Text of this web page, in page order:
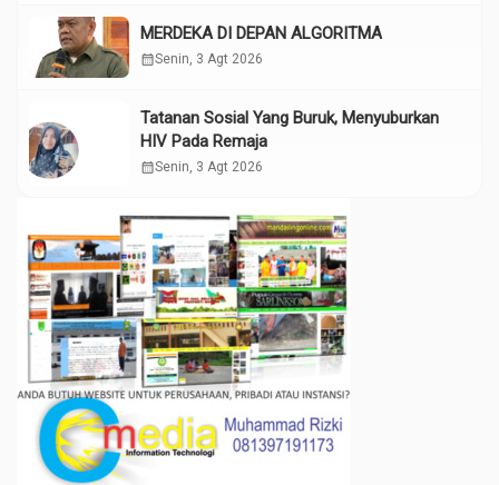
MERDEKA DI DEPAN ALGORITMA
calendar_monthSenin, 3 Agt 2026
Tatanan Sosial Yang Buruk, Menyuburkan
HIV Pada Remaja
calendar_monthSenin, 3 Agt 2026